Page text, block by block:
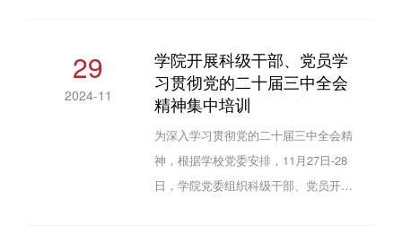
委关于开展深入贯彻中央八项规定精神
学习教育的有关会议精神和工作要求，
研究部署学院深入贯彻中央八项规定精
神学习教育工作。全体党委委员、党支
部书记参加会议。学院党委书记陈磊主
持会议。会议传达学习了《中共中央办
29
2024-11
学院开展科级干部、党员学
习贯彻党的二十届三中全会
精神集中培训
为深入学习贯彻党的二十届三中全会精
神，根据学校党委安排，11月27日-28
日，学院党委组织科级干部、党员开展